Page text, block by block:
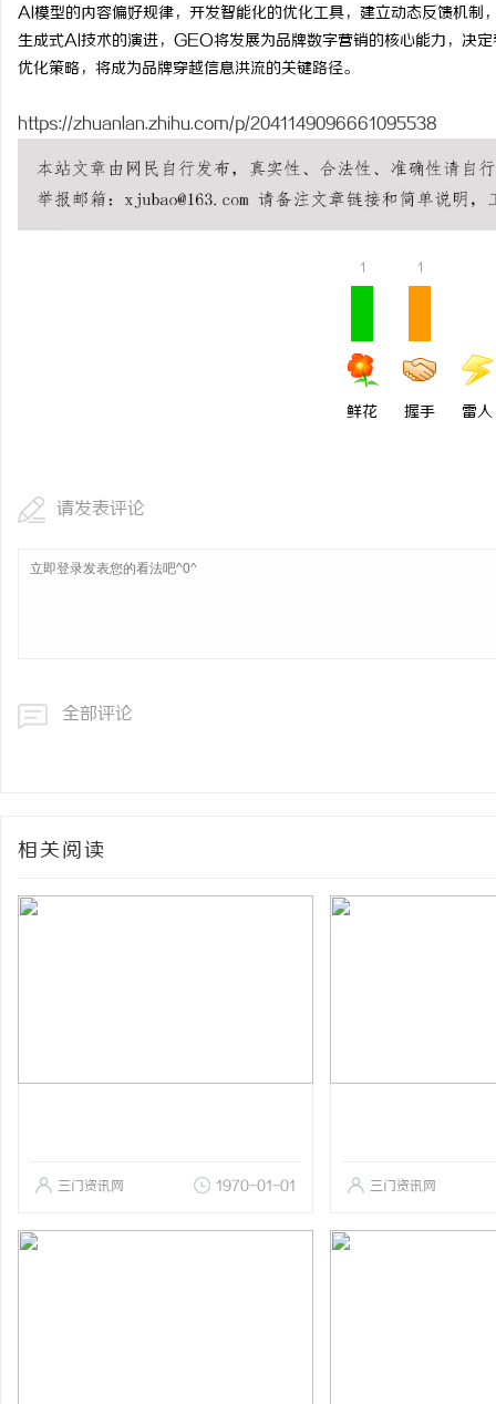
AI模型的内容偏好规律，开发智能化的优化工具，建立动态反馈机
生成式AI技术的演进，GEO将发展为品牌数字营销的核心能力，决
优化策略，将成为品牌穿越信息洪流的关键路径。
https://zhuanlan.zhihu.com/p/2041149096661095538
1
鲜花
1
握手 雷人
请发表评论
全部评论
相关阅读
三门资讯网 1970-01-01 三门资讯网